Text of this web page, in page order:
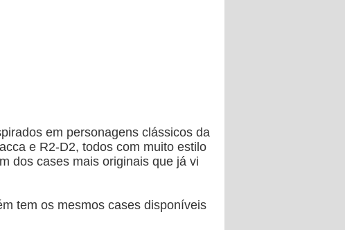
em personagens clássicos da
e R2-D2, todos com muito estilo
dos cases mais originais que já vi
tem os mesmos cases disponíveis